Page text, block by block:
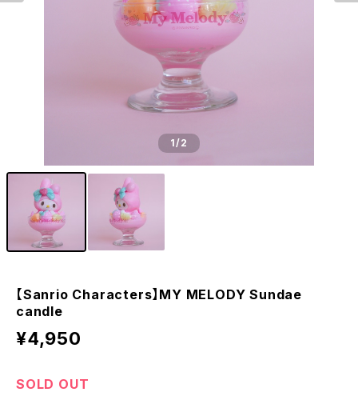
1/2
【Sanrio Characters】MY MELODY Sundae
candle
¥4,950
SOLD OUT